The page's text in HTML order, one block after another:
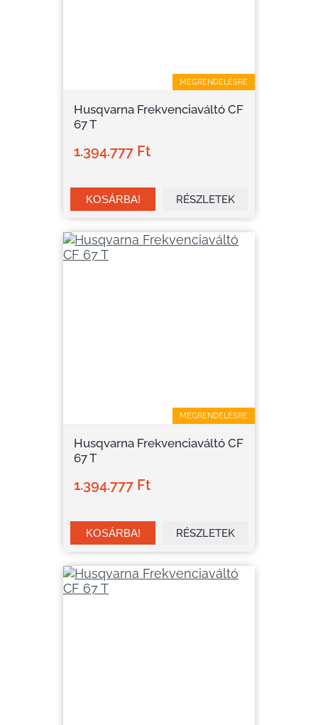
MEGRENDELÉSRE
Husqvarna Frekvenciaváltó CF
67 T
1.394.777 Ft
RÉSZLETEK
MEGRENDELÉSRE
Husqvarna Frekvenciaváltó CF
67 T
1.394.777 Ft
RÉSZLETEK